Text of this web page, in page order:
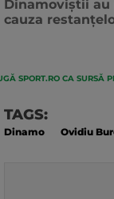
Dinamoviștii au
cauza
SPORT.RO CA SURSĂ
TAGS:
Dinamo Ovidiu